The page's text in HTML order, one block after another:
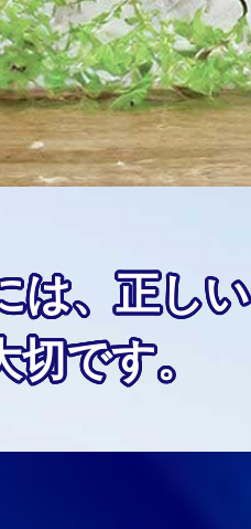
は、正しい
です。